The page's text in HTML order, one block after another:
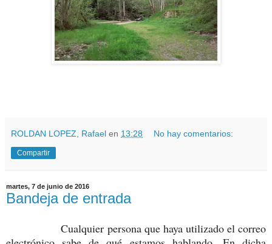
ROLDAN LOPEZ, Rafael en 13:28 No hay comentarios:
Compartir
martes, 7 de junio de 2016
Bandeja de entrada
Cualquier persona que haya utilizado el correo